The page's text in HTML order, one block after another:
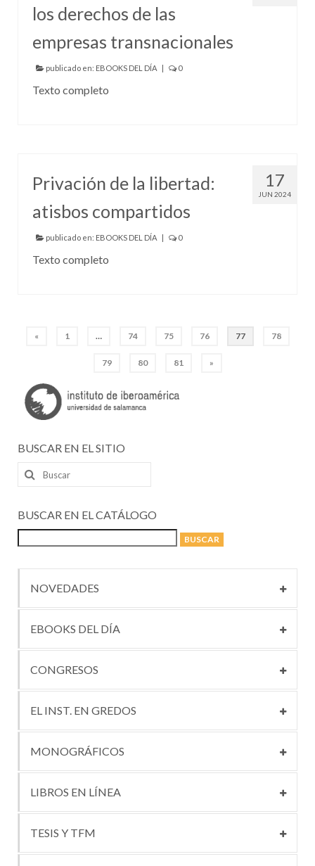
los derechos de las
empresas transnacionales
publicado en: EBOOKS DEL DÍA | 0
Texto completo
17
JUN 2024
Privación de la libertad:
atisbos compartidos
publicado en: EBOOKS DEL DÍA | 0
Texto completo
Paginación
entradas
« 1 … 74 75 76 77 78
79 80 81 »
BUSCAR EN EL SITIO
Buscar
por:
BUSCAR EN EL CATÁLOGO
NOVEDADES
EBOOKS DEL DÍA
CONGRESOS
EL INST. EN GREDOS
MONOGRÁFICOS
LIBROS EN LÍNEA
TESIS Y TFM